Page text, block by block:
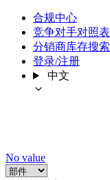
合规中心
竞争对手对照表
分销商库存搜索
登录/注册
中文
No value